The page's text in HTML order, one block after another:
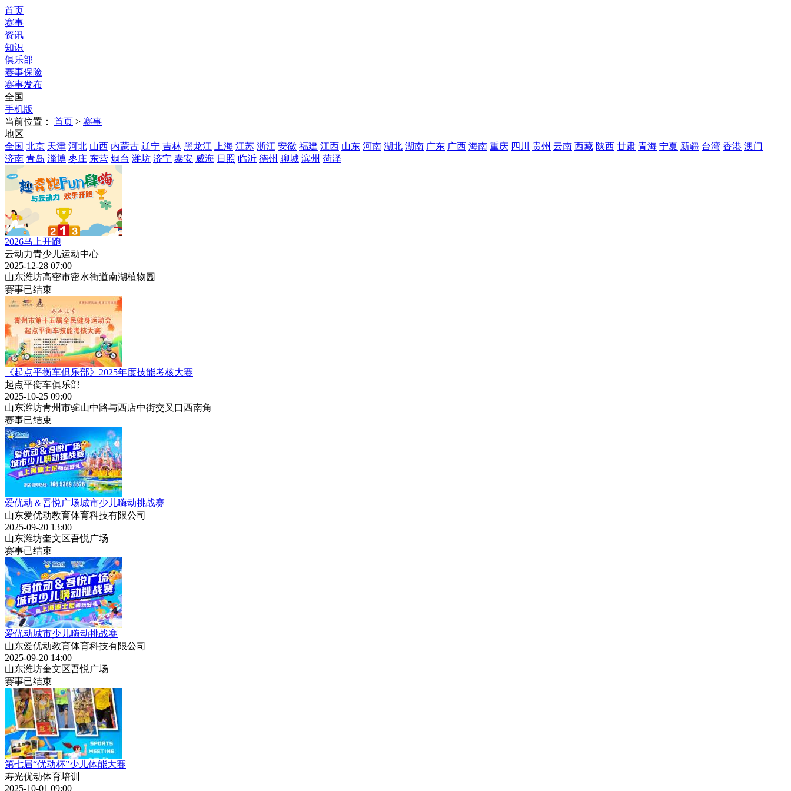
首页
赛事
资讯
知识
俱乐部
赛事保险
赛事发布
全国
手机版
当前位置：
首页 > 赛事
地区
全国 北京 天津 河北 山西 内蒙古 辽宁 吉林 黑龙江 上海 江苏 浙江 安徽 福建 江西 山东 河南 湖北 湖南 广东 广西 海南 重庆 四川 贵州 云南 西藏 陕西 甘肃 青海 宁夏 新疆 台湾 香港 澳门
济南 青岛 淄博 枣庄 东营 烟台 潍坊 济宁 泰安 威海 日照 临沂 德州 聊城 滨州 菏泽
2026马上开跑
云动力青少儿运动中心
2025-12-28 07:00
山东潍坊高密市密水街道南湖植物园
赛事已结束
《起点平衡车俱乐部》2025年度技能考核大赛
起点平衡车俱乐部
2025-10-25 09:00
山东潍坊青州市驼山中路与西店中街交叉口西南角
赛事已结束
爱优动＆吾悦广场城市少儿嗨动挑战赛
山东爱优动教育体育科技有限公司
2025-09-20 13:00
山东潍坊奎文区吾悦广场
赛事已结束
爱优动城市少儿嗨动挑战赛
山东爱优动教育体育科技有限公司
2025-09-20 14:00
山东潍坊奎文区吾悦广场
赛事已结束
第七届“优动杯”少儿体能大赛
寿光优动体育培训
2025-10-01 09:00